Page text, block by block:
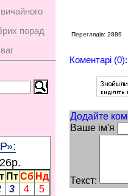
порад
Пт Сб Нд
3 4
5
Переглядів: 2889
Коментарі (0):
Додайте
Ваше ім'я
Текст: